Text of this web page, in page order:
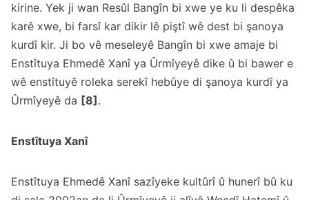
kirine. Yek ji wan Resûl Bangîn bi xwe ye ku li despêka
karê xwe, bi farsî kar dikir lê piştî wê dest bi şanoya
kurdî kir. Ji bo vê meseleyê Bangîn bi xwe amaje bi
Enstîtuya Ehmedê Xanî ya Ûrmîyeyê dike û bi bawer e
wê enstîtuyê roleka serekî hebûye di şanoya kurdî ya
Ûrmîyeyê da [8] .
Enstîtuya Xanî
Enstîtuya Ehmedê Xanî sazîyeke kultûrî û hunerî bû ku